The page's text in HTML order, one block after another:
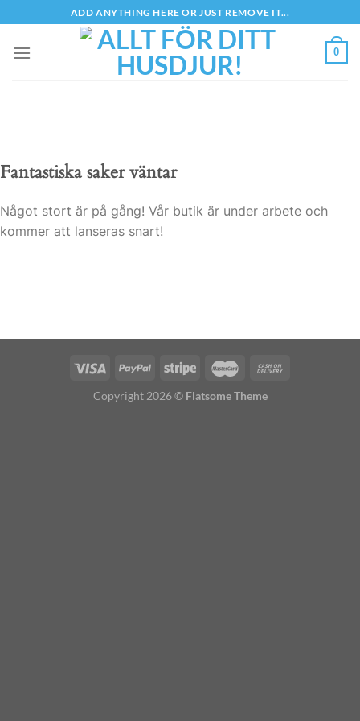
to
content
ADD ANYTHING HERE OR JUST REMOVE IT...
0
Fantastiska saker väntar
Något stort är på gång! Vår butik är under arbete och
kommer att lanseras snart!
Copyright 2026 © Flatsome Theme